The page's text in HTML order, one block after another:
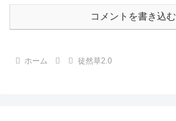
コメントを書き込む
ホーム 徒然草2.0